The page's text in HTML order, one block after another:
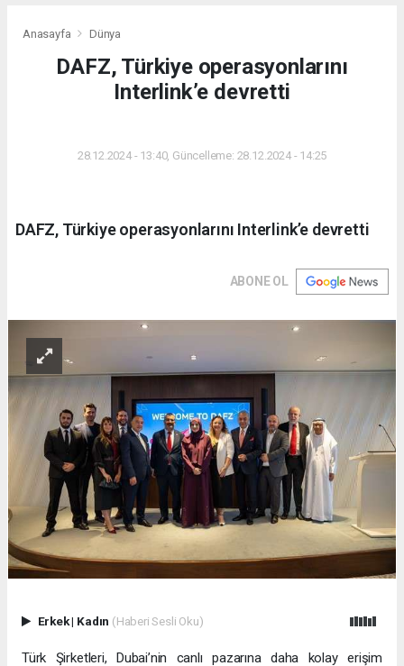
Anasayfa Dünya
DAFZ, Türkiye operasyonlarını
Interlink’e devretti
28.12.2024 - 13:40, Güncelleme: 28.12.2024 - 14:25
DAFZ, Türkiye operasyonlarını Interlink’e devretti
ABONE OL
Erkek| Kadın (Haberi Sesli Oku)
Türk Şirketleri, Dubai’nin canlı pazarına daha kolay erişim